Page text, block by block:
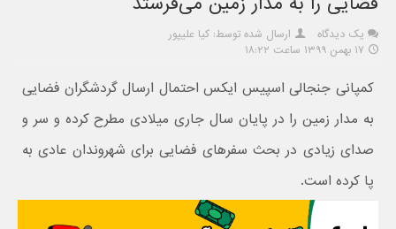
یک دیدگاه
ارسال شده توسط: کیا علیپور
۱۷ بهمن ۱۳۹۹ ساعت ۱۸:۲۲
کمپانی جنجالی اسپیس ایکس احتمال ارسال گردشگران فضایی
به مدار زمین را در پایان سال جاری میلادی مطرح کرده و سر و
صدای زیادی در بحث سفرهای فضایی برای شهروندان عادی به
پا کرده است.